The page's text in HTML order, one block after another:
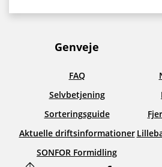
Genveje
FAQ
Selvbetjening
Sorteringsguide
Aktuelle driftsinformationer
SONFOR Formidling